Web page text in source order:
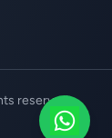
reserved.